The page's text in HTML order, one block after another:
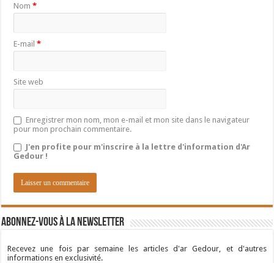
Nom*
E-mail*
Site web
Enregistrer mon nom, mon e-mail et mon site dans le navigateur
pour mon prochain commentaire.
J'en profite pour m'inscrire à la lettre d'information d'Ar
Gedour !
Abonnez-vous à la newsletter
Recevez une fois par semaine les articles d'ar Gedour, et d'autres
informations en exclusivité.